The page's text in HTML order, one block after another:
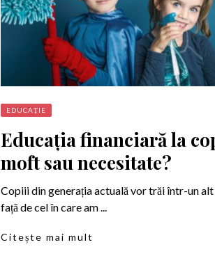
EDUCAȚIE
Educația financiară la
moft sau necesitate?
Copiii din generația actuală vor trăi într-un
față de cel în care am ...
Citește mai mult